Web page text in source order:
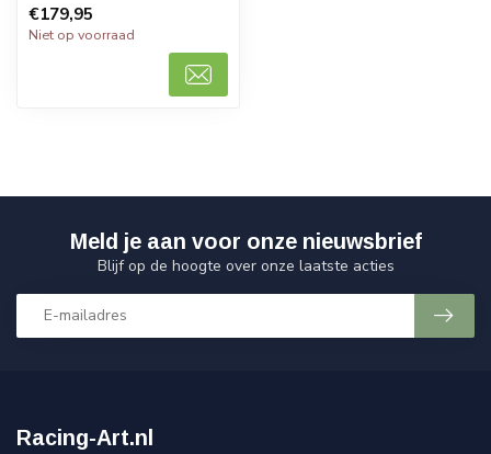
van GP Bahrei...
€179,95
Niet op voorraad
Meld je aan voor onze nieuwsbrief
Blijf op de hoogte over onze laatste acties
Racing-Art.nl